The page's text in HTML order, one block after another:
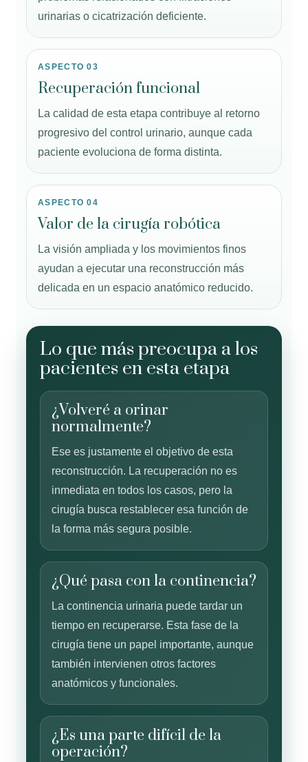
urinarias o cicatrización deficiente.
ASPECTO 03
Recuperación funcional
La calidad de esta etapa contribuye al retorno
progresivo del control urinario, aunque cada
paciente evoluciona de forma distinta.
ASPECTO 04
Valor de la cirugía robótica
La visión ampliada y los movimientos finos
ayudan a ejecutar una reconstrucción más
delicada en un espacio anatómico reducido.
Lo que más preocupa a los
pacientes en esta etapa
¿Volveré a orinar
normalmente?
Ese es justamente el objetivo de esta
reconstrucción. La recuperación no es
inmediata en todos los casos, pero la
cirugía busca restablecer esa función de
la forma más segura posible.
¿Qué pasa con la continencia?
La continencia urinaria puede tardar un
tiempo en recuperarse. Esta fase de la
cirugía tiene un papel importante, aunque
también intervienen otros factores
anatómicos y funcionales.
¿Es una parte difícil de la
operación?